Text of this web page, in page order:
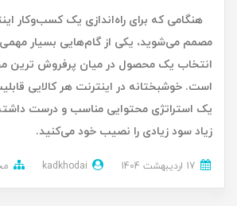
هنگامی که برای راه‌اندازی یک کسب‌وکار
مصمم می‌شوید، یکی از گام‌هایی بسیار مهمی
انتخاب یک محصول در میان پرفروش ترین
است. خوشبختانه در اینترنت هر کالایی
یک استراتژی محتوایی مناسب و درست
زیاد سود زیادی را نصیب خود می‌کنید.
kadkhodai